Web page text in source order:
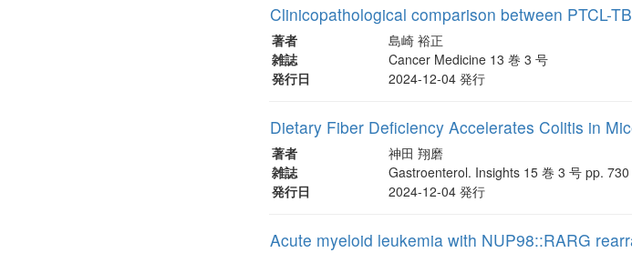
Clinicopathological comparison between PTCL-
著者
島崎 裕正
雑誌
Cancer Medicine 13 巻 3 号
発行日
2024-12-04 発行
Dietary Fiber Deficiency Accelerates Colitis in
著者
神田 翔磨
雑誌
Gastroenterol. Insights 15 巻 3 号 pp.
発行日
2024-12-04 発行
Acute myeloid leukemia with NUP98::RARG